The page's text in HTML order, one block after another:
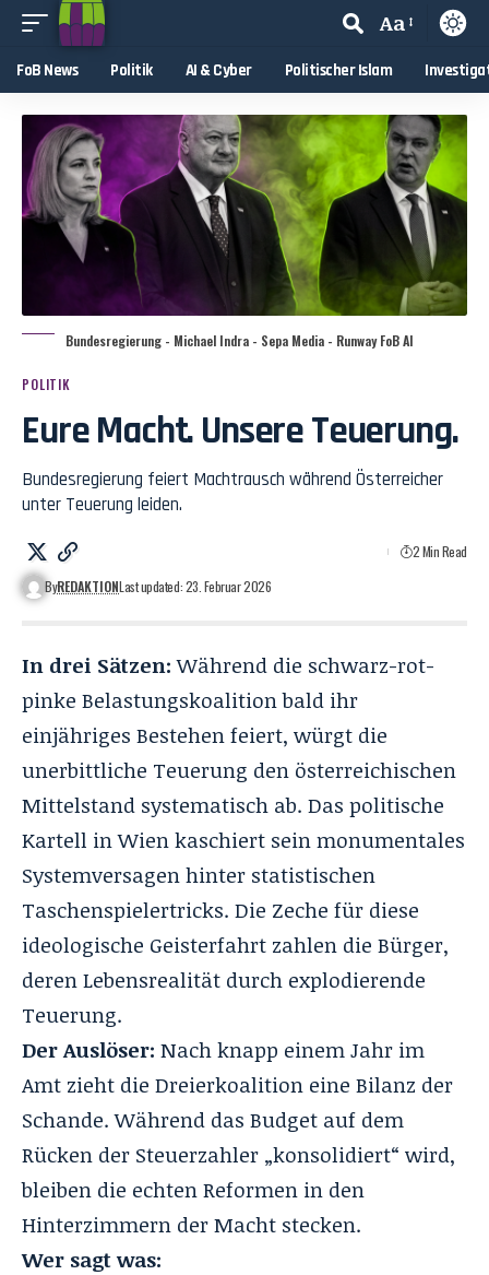
Aa
FoB News Politik AI & Cyber Politischer Islam
Bundesregierung - Michael Indra - Sepa Media - Runway FoB AI
POLITIK
Eure Macht. Unsere Teuerung.
Bundesregierung feiert Machtrausch während Österreicher
unter Teuerung leiden.
ByREDAKTIONLast updated: 23. Februar 2026
2 Min Read
In drei Sätzen:Während die schwarz-rot-
pinke Belastungskoalition bald ihr
einjähriges Bestehen feiert, würgt die
unerbittliche Teuerung den österreichischen
Mittelstand systematisch ab. Das politische
Kartell in Wien kaschiert sein monumentales
Systemversagen hinter statistischen
Taschenspielertricks. Die Zeche für diese
ideologische Geisterfahrt zahlen die Bürger,
deren Lebensrealität durch explodierende
Teuerung.
Der Auslöser: Nach knapp einem Jahr im
Amt zieht die Dreierkoalition eine Bilanz der
Schande. Während das Budget auf dem
Rücken der Steuerzahler „konsolidiert“ wird,
bleiben die echten Reformen in den
Hinterzimmern der Macht stecken.
Wer sagt was: